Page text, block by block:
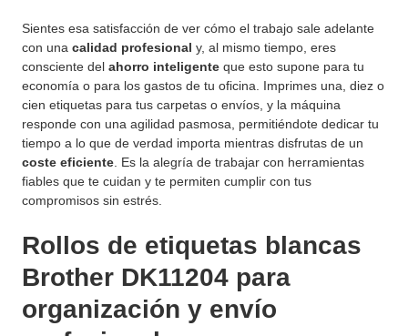
Sientes esa satisfacción de ver cómo el trabajo sale adelante
con una calidad profesional y, al mismo tiempo, eres
consciente del ahorro inteligente que esto supone para tu
economía o para los gastos de tu oficina
Imprimes una, diez o
cien etiquetas para tus carpetas o envíos, y la máquina
responde con una agilidad pasmosa, permitiéndote dedicar tu
tiempo a lo que de verdad importa mientras disfrutas de un
coste eficiente Es la alegría de trabajar con herramientas
fiables que te cuidan y te permiten cumplir con tus
compromisos sin estrés
Rollos de etiquetas blancas
Brother DK11204 para
organización y envío